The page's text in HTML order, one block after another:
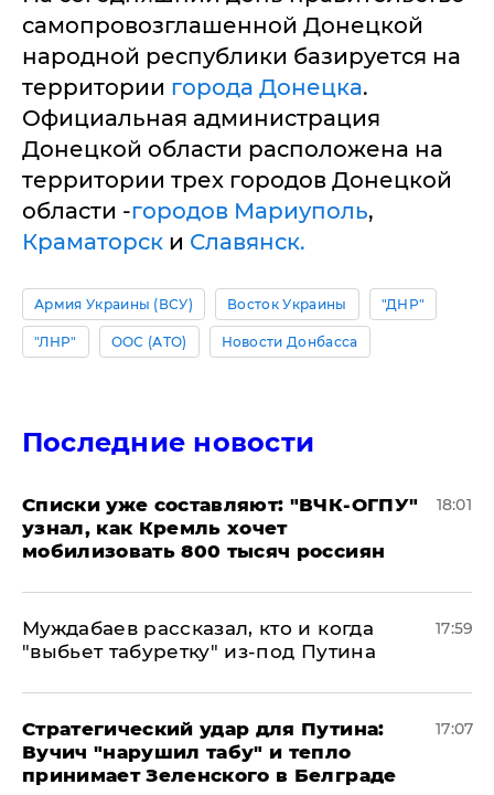
самопровозглашенной Донецкой
народной республики базируется на
территории города Донецка.
Официальная администрация
Донецкой области расположена на
территории трех городов Донецкой
области -городов Мариуполь,
Краматорск и Славянск.
Армия Украины (ВСУ) Восток Украины "ДНР"
"ЛНР" ООС (АТО) Новости Донбасса
Последние новости
Списки уже составляют: "ВЧК-ОГПУ"
узнал, как Кремль хочет
мобилизовать 800 тысяч россиян
18:01
Муждабаев рассказал, кто и когда
"выбьет табуретку" из-под Путина
17:59
Стратегический удар для Путина:
Вучич "нарушил табу" и тепло
принимает Зеленского в Белграде
17:07